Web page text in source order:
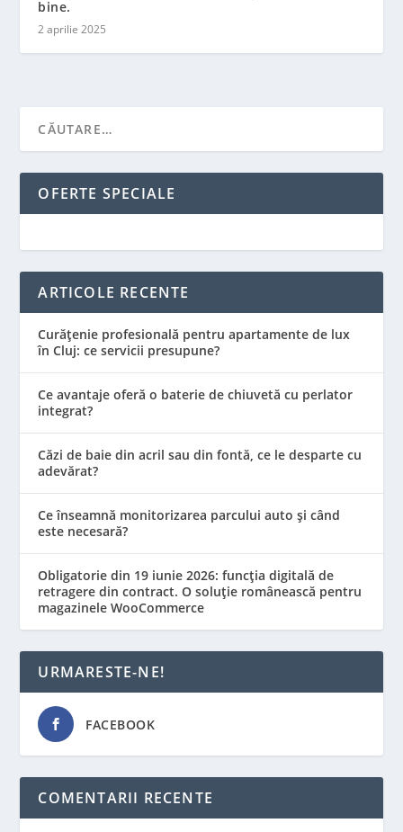
bine.
2 aprilie 2025
OFERTE SPECIALE
ARTICOLE RECENTE
Curățenie profesională pentru apartamente de lux
în Cluj: ce servicii presupune?
Ce avantaje oferă o baterie de chiuvetă cu perlator
integrat?
Căzi de baie din acril sau din fontă, ce le desparte cu
adevărat?
Ce înseamnă monitorizarea parcului auto și când
este necesară?
Obligatorie din 19 iunie 2026: funcția digitală de
retragere din contract. O soluție românească pentru
magazinele WooCommerce
URMARESTE-NE!
FACEBOOK
COMENTARII RECENTE